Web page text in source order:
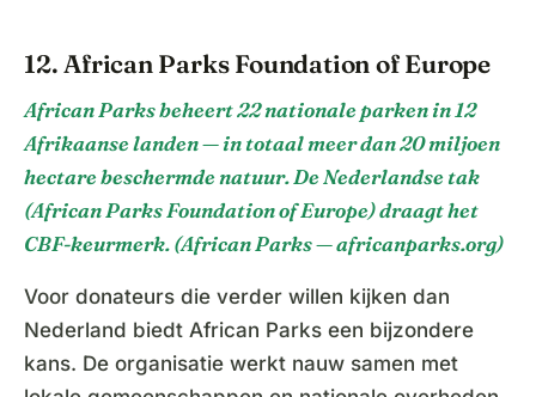
12. African Parks Foundation of Europe
African Parks beheert 22 nationale parken in 12
Afrikaanse landen — in totaal meer dan 20 miljoen
hectare beschermde natuur. De Nederlandse tak
(African Parks Foundation of Europe) draagt het
CBF-keurmerk. (African Parks — africanparks.org)
Voor donateurs die verder willen kijken dan
Nederland biedt African Parks een bijzondere
kans. De organisatie werkt nauw samen met